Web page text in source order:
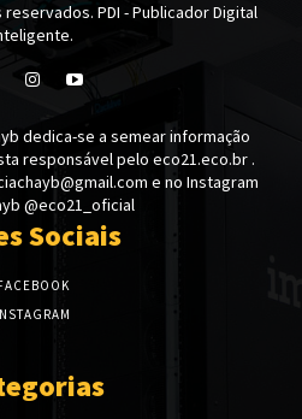
PDI - Publicador Digital
dedica-se a semear informação
responsável pelo eco21.eco.br .
e no Instagram
@eco21_oficial
Sociais